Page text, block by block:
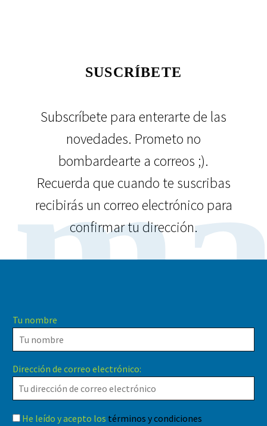
SUSCRÍBETE
Subscríbete para enterarte de las
novedades. Prometo no
bombardearte a correos ;).
Recuerda que cuando te suscribas
recibirás un correo electrónico para
confirmar tu dirección.
Tu nombre
Dirección de correo electrónico:
He leído y acepto los términos y condiciones